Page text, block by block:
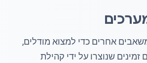
אחרים כדי למצוא מודלים,
זמינים שנוצרו על ידי קהילת